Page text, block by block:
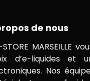
de nous
STORE MARSEILLE
d’e-liquides et
Nos